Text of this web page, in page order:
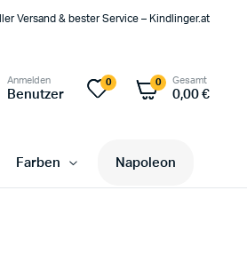
Versand & bester Service – Kindlinger.at
Anmelden
Benutzer
0 0 Gesamt
0,00€
Farben Napoleon